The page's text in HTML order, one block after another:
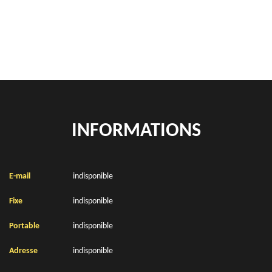
INFORMATIONS
E-mail indisponible
Fixe indisponible
Portable indisponible
Adresse indisponible